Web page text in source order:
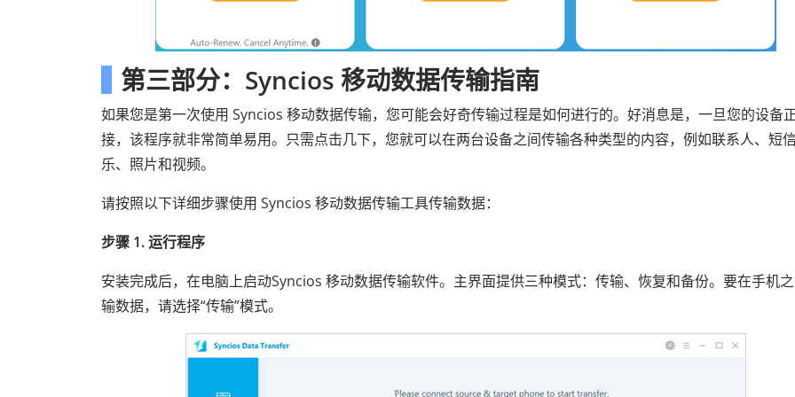
第三部分：Syncios 移动数据传输指南
如果您是第一次使用 Syncios 移动数据传输，您可能会好奇传输过程是如何进行的。好消息是，一旦您的设备
接，该程序就非常简单易用。只需点击几下，您就可以在两台设备之间传输各种类型的内容，例如联系人、短
乐、照片和视频。
请按照以下详细步骤使用 Syncios 移动数据传输工具传输数据：
步骤 1. 运行程序
安装完成后，在电脑上启动Syncios 移动数据传输软件。主界面提供三种模式：传输、恢复和备份。要在手机
输数据，请选择“传输”模式。